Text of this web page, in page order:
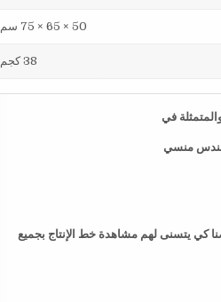
50 × 65 × 75 سم
38 كجم
في
منسي
كي يتسنى لهم مشاهدة خط الإنتاج بجميع